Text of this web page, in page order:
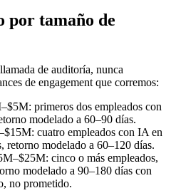
por tamaño de
de auditoría, nunca
de engagement que corremos:
primeros dos empleados con
modelado a 60–90 días.
cuatro empleados con IA en
retorno modelado a 60–120 días.
cinco o más empleados,
modelado a 90–180 días con
no prometido.